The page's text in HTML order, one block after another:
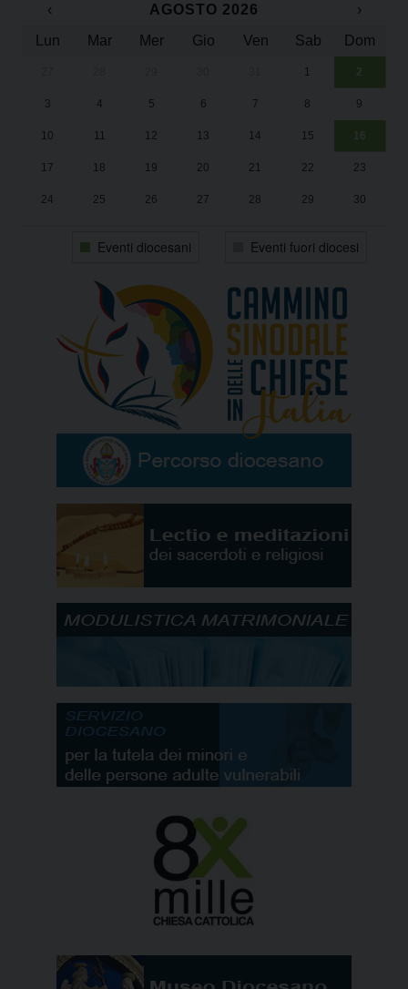
‹ AGOSTO 2026
›
Lun
Mar Mer Gio Ven Sab Dom
1 2
3 4 5 6 7 8 9
10 11 12 13 14 15 16
17 18 19 20 21 22 23
24 25 26 27 28 29 30
Eventi diocesani Eventi fuori diocesi